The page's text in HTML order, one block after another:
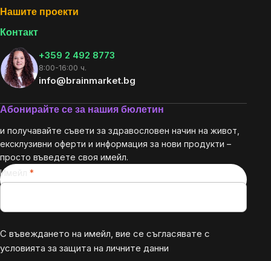
Нашите проекти
Контакт
+359 2 492 8773
8:00-16:00 ч.
info@brainmarket.bg
Абонирайте се за нашия бюлетин
и получавайте съвети за здравословен начин на живот,
ексклузивни оферти и информация за нови продукти –
просто въведете своя имейл.
Имейл
С въвеждането на имейл, вие се съгласявате с
условията за защита на личните данни